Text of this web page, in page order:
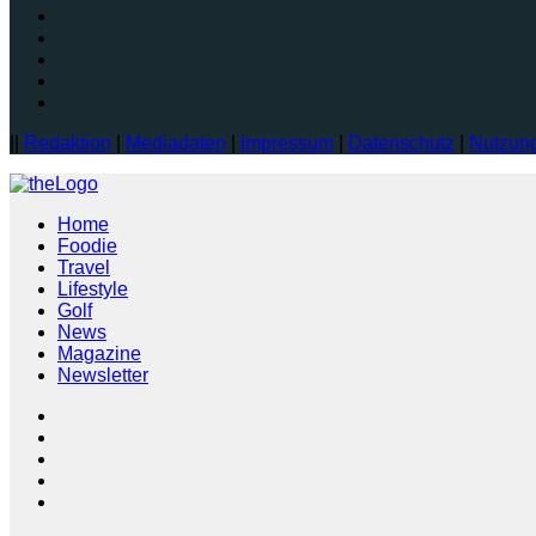
Redaktion Mediadaten Impressum Datenschutz
Home
Foodie
Travel
Lifestyle
Golf
News
Magazine
Newsletter